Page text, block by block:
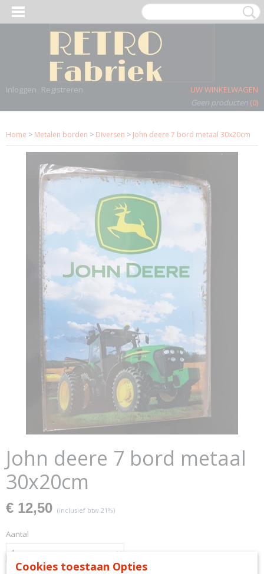
Inloggen Registreren
UW WINKELWAGEN
Geen producten (0)
Home > Metalen borden > Diversen > John deere 7 bord metaal 30x20cm
John deere 7 bord metaal
30x20cm
€ 12,50 (inclusief btw 21%)
Aantal
Cookies toestaan Opties